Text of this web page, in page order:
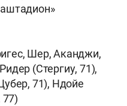
Шер, Аканджи,
(Стергиу, 71),
71), Ндойе